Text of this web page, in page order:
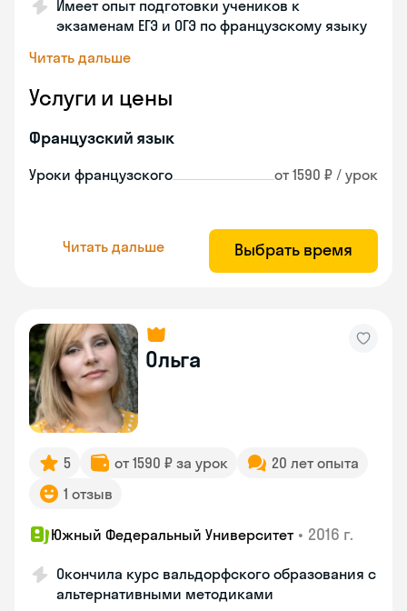
Имеет опыт подготовки учеников к
экзаменам ЕГЭ и ОГЭ по французскому языку
Читать дальше
Услуги и цены
Французский язык
Уроки французского от 1590 ₽ / урок
Читать дальше Выбрать время
Ольга
5 от 1590 ₽ за урок
20 лет опыта
1 отзыв
Южный Федеральный Университет • 2016 г.
Окончила курс вальдорфского образования с
альтернативными методиками